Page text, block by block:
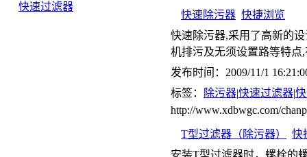
快速过滤器
快速除污器 快捷浏览
快速除污器,采用了高新的
机排污及无须设置路等特点
发布时间：2009/11/1
标签：
除污器|快速过滤器|
http://www.xdbwgc.com/
T型过滤器（除污器）
快
安装T型过滤器时，螺栓的